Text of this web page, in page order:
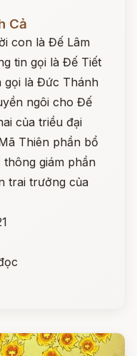
Cả
con là Đế Lâm
tin gọi là Đế Tiết
gọi là Đức Thánh
ngôi cho Đế
của triều đại
Thiên phần bổ
giám phần
trai trưởng của